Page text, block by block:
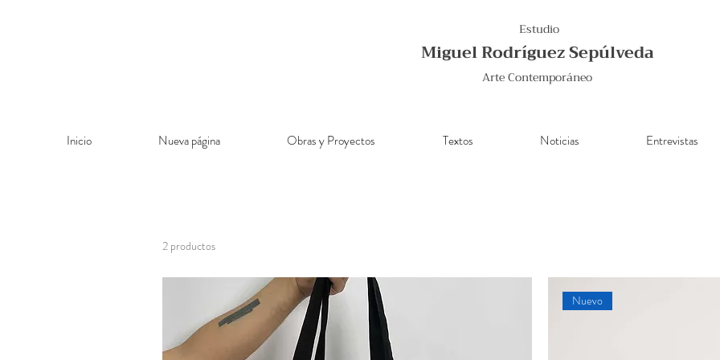
Estudio
Miguel Rodríguez Sepúlveda
Arte Contemporáneo
Inicio Nueva página Obras y Proyectos Textos Noticias Entrevistas
2 productos
Nuevo